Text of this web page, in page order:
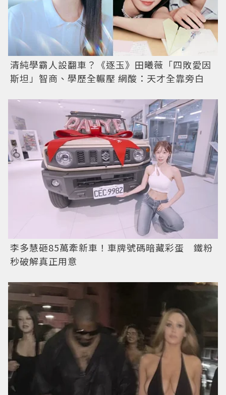
清純學霸人設翻車？《逐玉》田曦薇「四敗愛因
斯坦」智商、學歷全輾壓 網酸：天才全靠旁白
李多慧砸85萬牽新車！車牌號碼暗藏彩蛋 鐵粉
秒破解真正用意